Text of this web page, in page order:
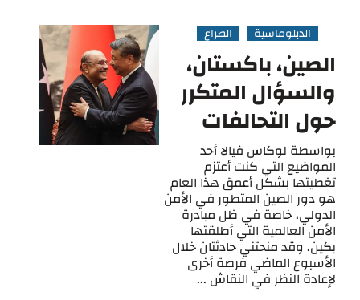
الدبلوماسية الصراع
الصين، باكستان،
والسؤال المتكرر
حول التحالفات
بواسطة لوكاس فيالا أحد
المواضيع التي كنت أعتزم
تغطيتها بشكل أعمق هذا العام
هو دور الصين المتطور في الأمن
الدولي، خاصة في ظل مبادرة
الأمن العالمية التي أطلقتها
بكين. وقد منحتني حادثتان خلال
الأسبوع الماضي فرصة أخرى
لإعادة النظر في النقاش ...